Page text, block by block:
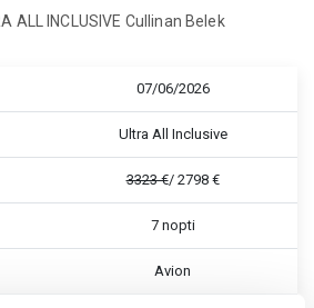
ALL INCLUSIVE Cullinan Belek
07/06/2026
Ultra All Inclusive
3323 €/ 2798 €
7 nopti
Avion